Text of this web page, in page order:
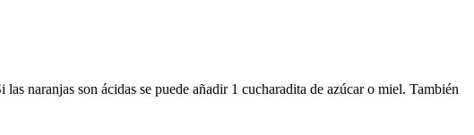
naranjas son ácidas se puede añadir 1 cucharadita de azúcar o miel. También